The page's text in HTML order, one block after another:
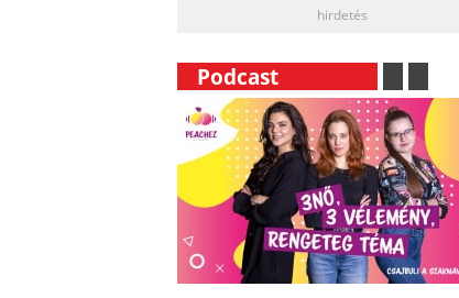
hirdetés
Podcast__________